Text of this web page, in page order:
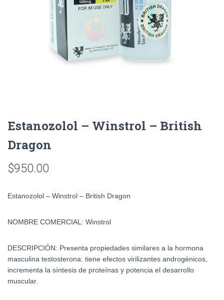
Estanozolol – Winstrol – British
Dragon
$950.00
Estanozolol – Winstrol – British Dragon
NOMBRE COMERCIAL: Winstrol
DESCRIPCIÓN: Presenta propiedades similares a la hormona
masculina testosterona: tiene efectos virilizantes androgénicos,
incrementa la síntesis de proteínas y potencia el desarrollo
muscular.